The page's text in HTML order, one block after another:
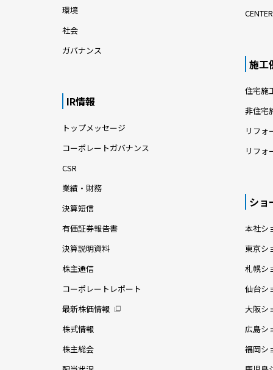
環境
社会
ガバナンス
IR情報
トップメッセージ
コーポレートガバナンス
CSR
業績・財務
決算短信
有価証券報告書
決算説明資料
株主通信
コーポレートレポート
最新株価情報
株式情報
株主総会
施工
住宅施
非住宅
リフォ
リフォ
ショ
本社シ
東京シ
札幌シ
仙台シ
大阪シ
広島シ
福岡シ